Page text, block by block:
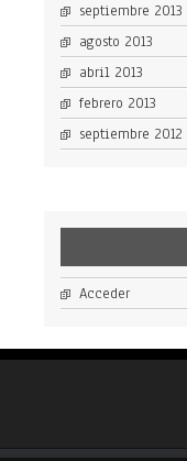
septiembre 2013
agosto 2013
abril 2013
febrero 2013
septiembre 2012
Acceder